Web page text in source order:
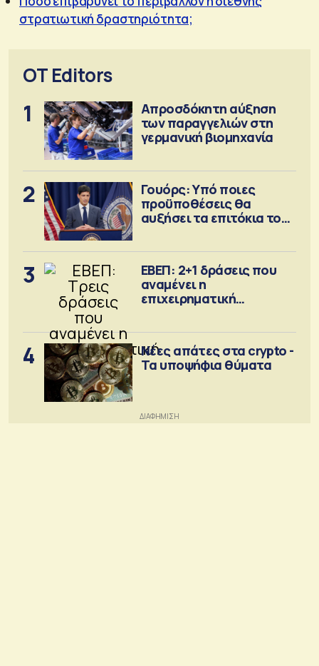
στρατιωτική δραστηριότητα;
OT Editors
1
Απροσδόκητη αύξηση
των παραγγελιών στη
γερμανική βιομηχανία
2
Γουόρς: Υπό ποιες
προϋποθέσεις θα
αυξήσει τα επιτόκια τον
3
ΕΒΕΠ: 2+1 δράσεις που
αναμένει η
επιχειρηματική
4
Νέες απάτες στα crypto -
Τα υποψήφια θύματα